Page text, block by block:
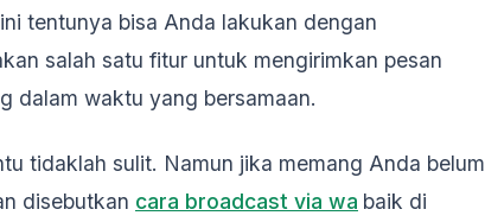
tentunya bisa Anda lakukan dengan
salah satu fitur untuk mengirimkan pesan
dalam waktu yang bersamaan.
tidaklah sulit. Namun jika memang Anda belum
disebutkan cara broadcast via wa baik di